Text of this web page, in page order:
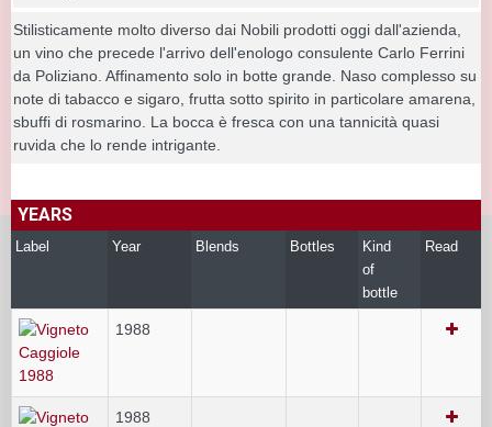
Stilisticamente molto diverso dai Nobili prodotti oggi dall'azienda,
un vino che precede l'arrivo dell'enologo consulente Carlo Ferrini
da Poliziano. Affinamento solo in botte grande. Naso complesso su
note di tabacco e sigaro, frutta sotto spirito in particolare amarena,
sbuffi di rosmarino. La bocca è fresca con una tannicità quasi
ruvida che lo rende intrigante.
YEARS
Label Year Blends Bottles
Kind
of
bottle
Read
1988
1988